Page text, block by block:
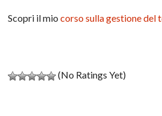
Scopri il miocorso sulla gestione del
(No Ratings Yet)